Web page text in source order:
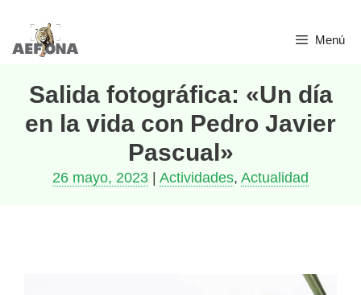
Menú
Salida fotográfica: «Un día
en la vida con Pedro Javier
Pascual»
26 mayo, 2023 Actividades, Actualidad